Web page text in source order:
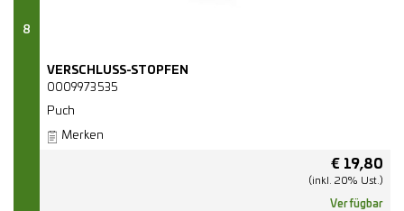
8
VERSCHLUSS-STOPFEN
0009973535
Puch
Merken
€ 19,80
(inkl. 20% Ust.)
Verfügbar